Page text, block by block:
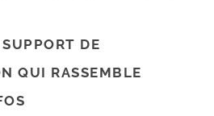
DE
QUI RASSEMBLE